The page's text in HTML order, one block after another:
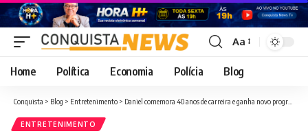
Font
Resizer
Aa
Home Política Economia Polícia Blog
Conquista > Blog > Entretenimento > Daniel comemora 40 anos de carreira e ganha novo programa na Globo
ENTRETENIMENTO